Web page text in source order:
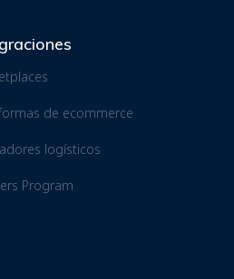
de ecommerce
logísticos
Program